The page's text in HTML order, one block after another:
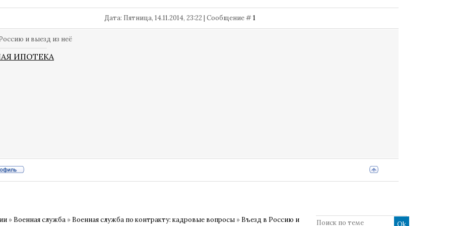
Дата: Пятница, 14.11.2014, 23:22 | Сообщение #1
и выезд из неё
ИПОТЕКА
» Военная служба » Военная служба по контракту: кадровые вопросы » Въезд в Россию и